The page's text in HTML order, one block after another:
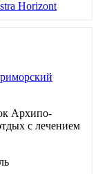
Horizont
Архипо-
с лечением